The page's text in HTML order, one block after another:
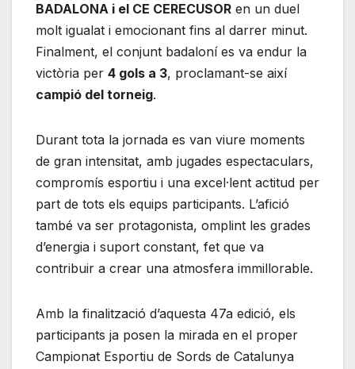
BADALONA i el CE CERECUSOR en un duel
molt igualat i emocionant fins al darrer minut.
Finalment, el conjunt badaloní es va endur la
victòria per 4 gols a 3, proclamant-se així
campió del torneig.
Durant tota la jornada es van viure moments
de gran intensitat, amb jugades espectaculars,
compromís esportiu i una excel·lent actitud per
part de tots els equips participants. L’afició
també va ser protagonista, omplint les grades
d’energia i suport constant, fet que va
contribuir a crear una atmosfera immillorable.
Amb la finalització d’aquesta 47a edició, els
participants ja posen la mirada en el proper
Campionat Esportiu de Sords de Catalunya